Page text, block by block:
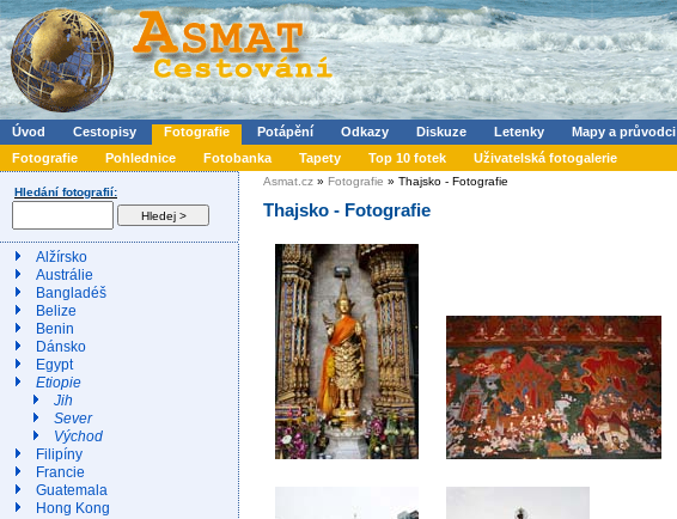
Úvod Cestopisy Fotografie Potápění Odkazy Diskuze Letenky Mapy a průvodci
Fotografie
Pohlednice Fotobanka Tapety Top 10 fotek Uživatelská fotogalerie
Hledání fotografií:
Alžírsko
Austrálie
Bangladéš
Belize
Benin
Dánsko
Egypt
Etiopie
Jih
Sever
Východ
Filipíny
Francie
Guatemala
Hong Kong
Asmat.cz » Fotografie » Thajsko - Fotografie
Thajsko - Fotografie